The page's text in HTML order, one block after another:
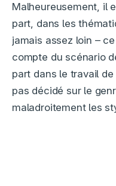
Malheureusement, il
part, dans les
jamais assez loin –
compte du scénario
part dans le travail de
pas décidé sur le
maladroitement les